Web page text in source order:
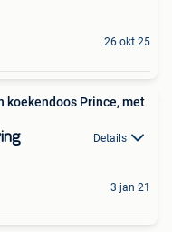
26 okt 25
koekendoos Prince, met
Details
3 jan 21